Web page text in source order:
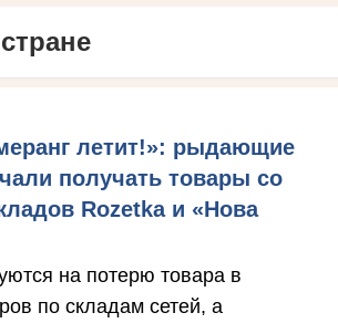
летит!»: рыдающие
получать товары со
Rozetka и «Нова
на потерю товара в
по складам сетей, а